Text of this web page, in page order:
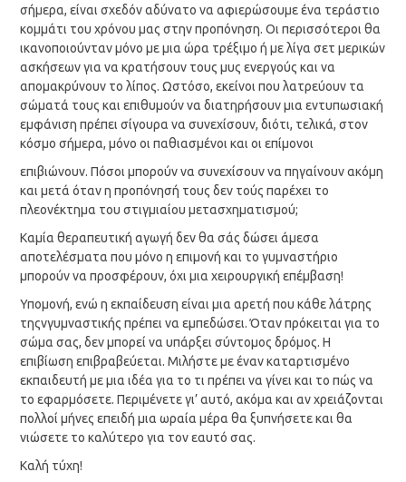
σήμερα, είναι σχεδόν αδύνατο να αφιερώσουμε ένα τεράστιο
κομμάτι του χρόνου μας στην προπόνηση. Οι περισσότεροι θα
ικανοποιούνταν μόνο με μια ώρα τρέξιμο ή με λίγα σετ μερικών
ασκήσεων για να κρατήσουν τους μυς ενεργούς και να
απομακρύνουν το λίπος. Ωστόσο, εκείνοι που λατρεύουν τα
σώματά τους και επιθυμούν να διατηρήσουν μια εντυπωσιακή
εμφάνιση πρέπει σίγουρα να συνεχίσουν, διότι, τελικά, στον
κόσμο σήμερα, μόνο οι παθιασμένοι και οι επίμονοι
επιβιώνουν. Πόσοι μπορούν να συνεχίσουν να πηγαίνουν ακόμη
και μετά όταν η προπόνησή τους δεν τούς παρέχει το
πλεονέκτημα του στιγμιαίου μετασχηματισμού;
Καμία θεραπευτική αγωγή δεν θα σάς δώσει άμεσα
αποτελέσματα που μόνο η επιμονή και το γυμναστήριο
μπορούν να προσφέρουν, όχι μια χειρουργική επέμβαση!
Υπομονή, ενώ η εκπαίδευση είναι μια αρετή που κάθε λάτρης
τηςνγυμναστικής πρέπει να εμπεδώσει. Όταν πρόκειται για το
σώμα σας, δεν μπορεί να υπάρξει σύντομος δρόμος. Η
επιβίωση επιβραβεύεται. Μιλήστε με έναν καταρτισμένο
εκπαιδευτή με μια ιδέα για το τι πρέπει να γίνει και το πώς να
το εφαρμόσετε. Περιμένετε γι’ αυτό, ακόμα και αν χρειάζονται
πολλοί μήνες επειδή μια ωραία μέρα θα ξυπνήσετε και θα
νιώσετε το καλύτερο για τον εαυτό σας.
Καλή τύχη!